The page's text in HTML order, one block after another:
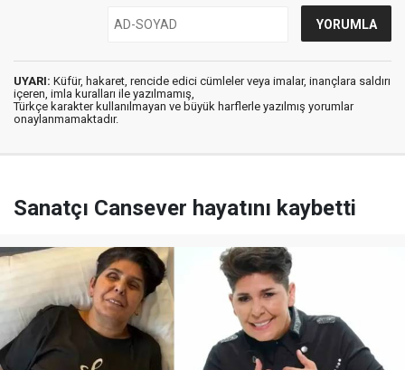
UYARI: Küfür, hakaret, rencide edici cümleler veya imalar, inançlara saldırı
içeren, imla kuralları ile yazılmamış,
Türkçe karakter kullanılmayan ve büyük harflerle yazılmış yorumlar
onaylanmamaktadır.
Sanatçı Cansever hayatını kaybetti